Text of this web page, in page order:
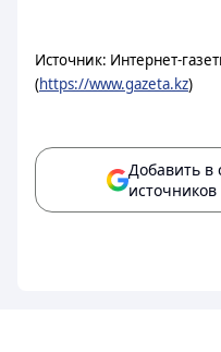
Источник: Интернет-
(https://www.gazeta.kz)
Добавить в